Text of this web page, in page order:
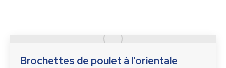
Brochettes de poulet à l’orientale